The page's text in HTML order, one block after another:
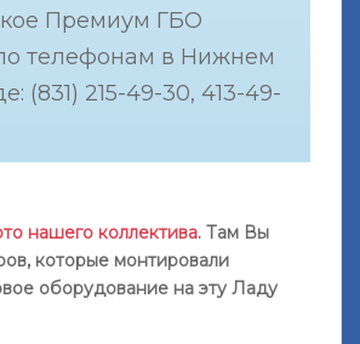
Премиум ГБО
телефонам в Нижнем
(831) 215-49-30, 413-49-
нашего коллектива. Там Вы
которые монтировали
оборудование на эту Ладу